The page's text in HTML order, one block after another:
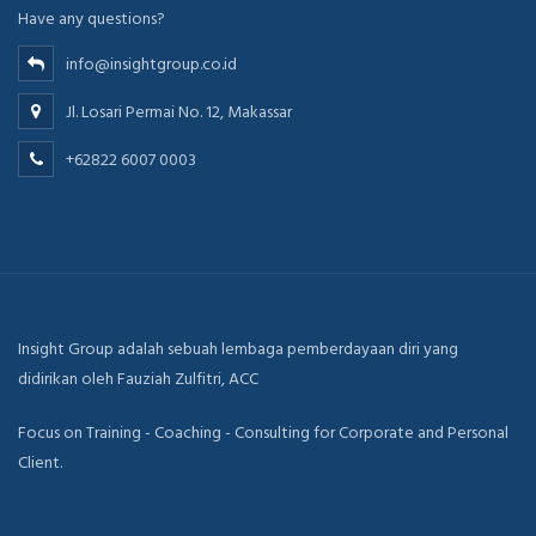
Have any questions?
info@insightgroup.co.id
Jl. Losari Permai No. 12, Makassar
+62822 6007 0003
Insight Group adalah sebuah lembaga pemberdayaan diri yang
didirikan oleh Fauziah Zulfitri, ACC
Focus on Training - Coaching - Consulting for Corporate and Personal
Client.